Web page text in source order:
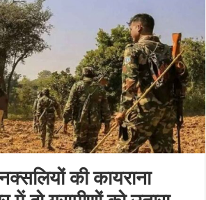
की कायराना